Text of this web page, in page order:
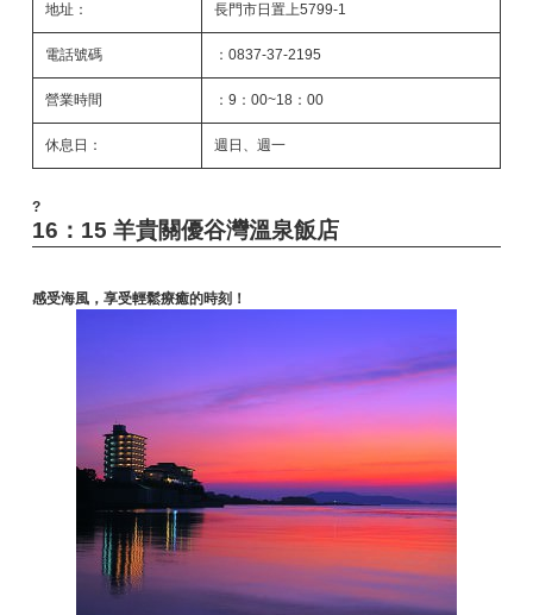
地址：
長門市日置上5799-1
電話號碼 ：0837-37-2195
營業時間 ：9：00~18：00
休息日： 週日、週一
?
16：15 羊貴關優谷灣溫泉飯店
感受海風，享受輕鬆療癒的時刻！